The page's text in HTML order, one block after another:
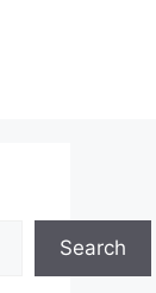
Search